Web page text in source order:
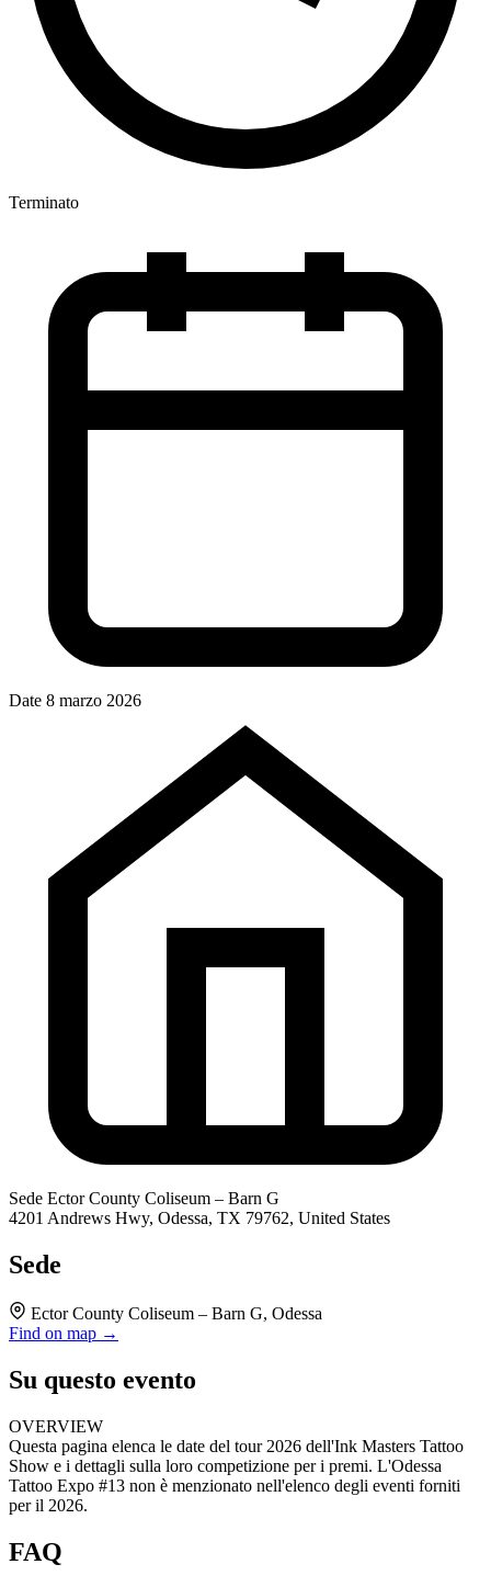
Terminato
Date 8 marzo 2026
Sede Ector County Coliseum – Barn G
4201 Andrews Hwy, Odessa, TX 79762, United States
Sede
Ector County Coliseum – Barn G, Odessa
Find on map →
Su questo evento
OVERVIEW
Questa pagina elenca le date del tour 2026 dell'Ink Masters Tattoo
Show e i dettagli sulla loro competizione per i premi. L'Odessa
Tattoo Expo #13 non è menzionato nell'elenco degli eventi forniti
per il 2026.
FAQ